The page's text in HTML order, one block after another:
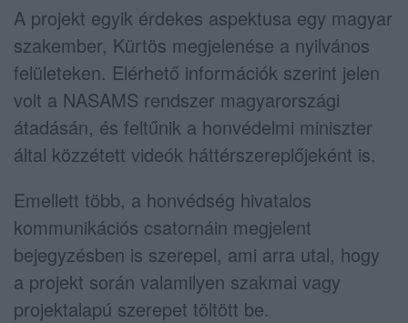
A projekt egyik érdekes aspektusa egy magyar
szakember, Kürtös megjelenése a nyilvános
felületeken. Elérhető információk szerint jelen
volt a NASAMS rendszer magyarországi
átadásán, és feltűnik a honvédelmi miniszter
által közzétett videók háttérszereplőjeként is.
Emellett több, a honvédség hivatalos
kommunikációs csatornáin megjelent
bejegyzésben is szerepel, ami arra utal, hogy
a projekt során valamilyen szakmai vagy
projektalapú szerepet töltött be.